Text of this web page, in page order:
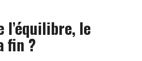
l’équilibre, le
fin ?